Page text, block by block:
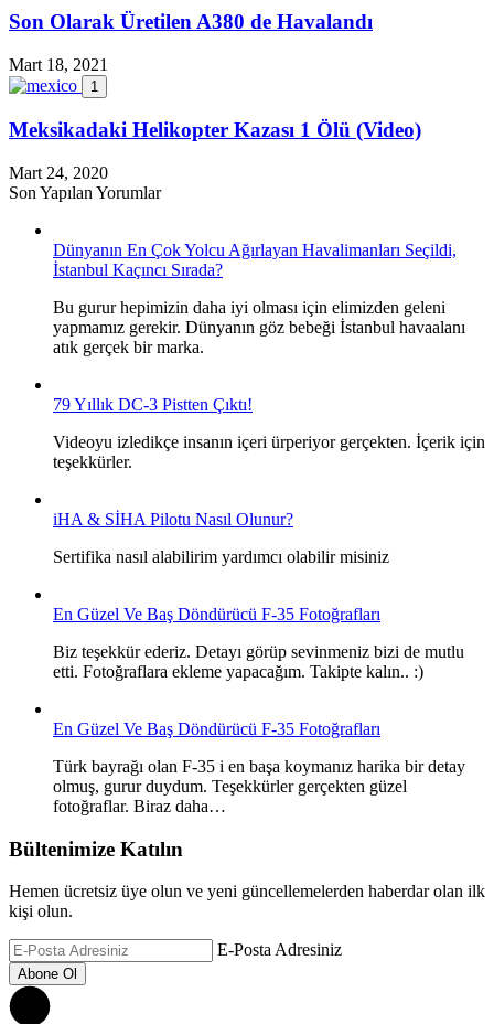
Son Olarak Üretilen A380 de Havalandı
Mart 18, 2021
1
Meksikadaki Helikopter Kazası 1 Ölü (Video)
Mart 24, 2020
Son Yapılan Yorumlar
Dünyanın En Çok Yolcu Ağırlayan Havalimanları Seçildi,
İstanbul Kaçıncı Sırada?
Bu gurur hepimizin daha iyi olması için elimizden geleni
yapmamız gerekir. Dünyanın göz bebeği İstanbul havaalanı
atık gerçek bir marka.
79 Yıllık DC-3 Pistten Çıktı!
Videoyu izledikçe insanın içeri ürperiyor gerçekten. İçerik için
teşekkürler.
iHA & SİHA Pilotu Nasıl Olunur?
Sertifika nasıl alabilirim yardımcı olabilir misiniz
En Güzel Ve Baş Döndürücü F-35 Fotoğrafları
Biz teşekkür ederiz. Detayı görüp sevinmeniz bizi de mutlu
etti. Fotoğraflara ekleme yapacağım. Takipte kalın.. :)
En Güzel Ve Baş Döndürücü F-35 Fotoğrafları
Türk bayrağı olan F-35 i en başa koymanız harika bir detay
olmuş, gurur duydum. Teşekkürler gerçekten güzel
fotoğraflar. Biraz daha…
Bültenimize Katılın
Hemen ücretsiz üye olun ve yeni güncellemelerden haberdar olan ilk
kişi olun.
E-Posta Adresiniz